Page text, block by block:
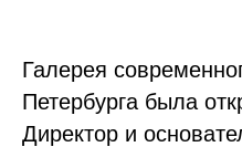
Галерея
Петербурга была
Директор и